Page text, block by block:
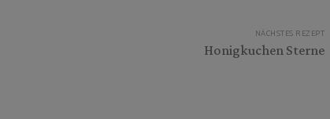
NÄCHSTES REZEPT
Honigkuchen Sterne